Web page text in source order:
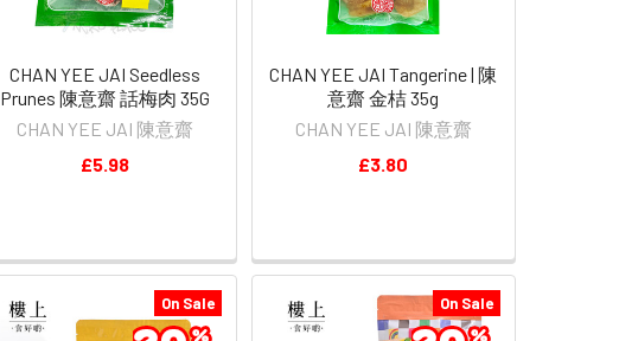
CHAN YEE JAI Seedless
Prunes 陳意齋 話梅肉 35G
CHAN YEE JAI 陳意齋
£5.98
CHAN YEE JAI Tangerine | 陳
意齋 金桔 35g
CHAN YEE JAI 陳意齋
£3.80
On Sale On Sale